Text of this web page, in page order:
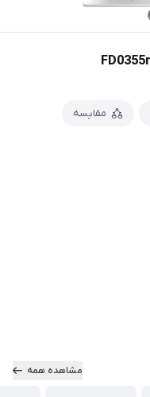
مقایسه
مشاهده همه